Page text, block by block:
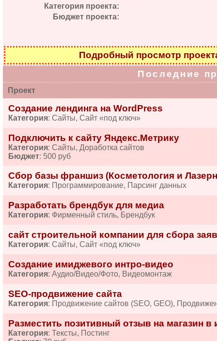
Категория проекта:
Бюджет проекта:
Подробный просмотр
Последние
Проект
Создание лендинга на WordPress
Категория: Сайты, Сайт «под ключ»
Подключить к сайту Яндекс.Метрику
Категория: Сайты, Доработка сайтов
Бюджет: 500 руб
Сбор базы франшиз (Косметология и
Категория: Программирование, Парсинг данных
Разработать брендбук для медиа
Категория: Фирменный стиль, Брендбук
сайт строительной компании для сбора
Категория: Сайты, Сайт «под ключ»
Создание имиджевого интро-видео
Категория: Аудио/Видео/Фото, Видеомонтаж
SEO-продвижение сайта
Категория: Продвижение сайтов (SEO, GEO),
Разместить позитивный отзыв на магазин в
Категория: Тексты, Постинг